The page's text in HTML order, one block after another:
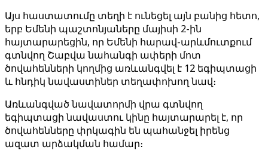
Այս հաստատումը տեղի է ունեցել այն բանից հետո,
երբ Եմենի պաշտոնյաները մայիսի 2-ին
հայտարարեցին, որ Եմենի հարավ-արևմուտքում
գտնվող Շաբվա նահանգի ափերի մոտ
ծովահենների կողմից առևանգվել է 12 եգիպտացի
և հնդիկ նավաստիներ տեղափոխող նավ։
Առևանգված նավատորմի վրա գտնվող
եգիպտացի նավաստու կինը հայտարարել է, որ
ծովահենները փրկագին են պահանջել իրենց
ազատ արձակման համար։